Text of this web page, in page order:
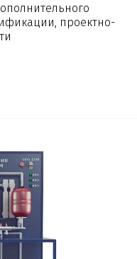
проектно-